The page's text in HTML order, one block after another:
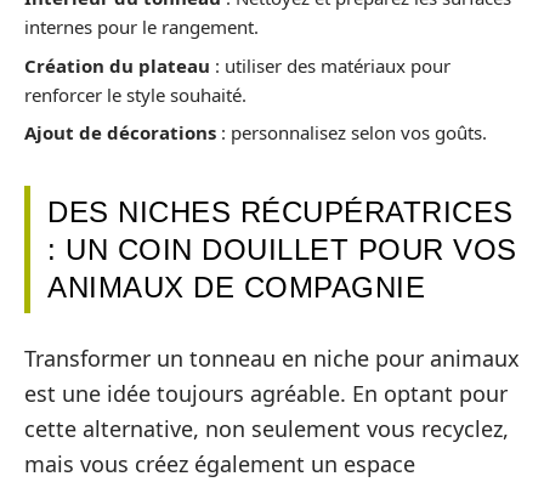
internes pour le rangement.
Création du plateau : utiliser des matériaux pour
renforcer le style souhaité.
Ajout de décorations : personnalisez selon vos goûts.
DES NICHES RÉCUPÉRATRICES
: UN COIN DOUILLET POUR VOS
ANIMAUX DE COMPAGNIE
Transformer un tonneau en niche pour animaux
est une idée toujours agréable. En optant pour
cette alternative, non seulement vous recyclez,
mais vous créez également un espace